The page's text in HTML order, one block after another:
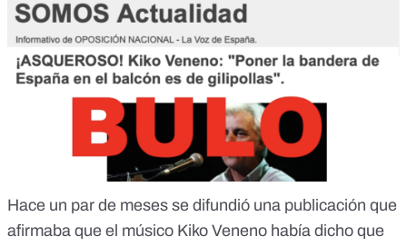
Hace un par de meses se difundió una publicación que
afirmaba que el músico Kiko Veneno había dicho que